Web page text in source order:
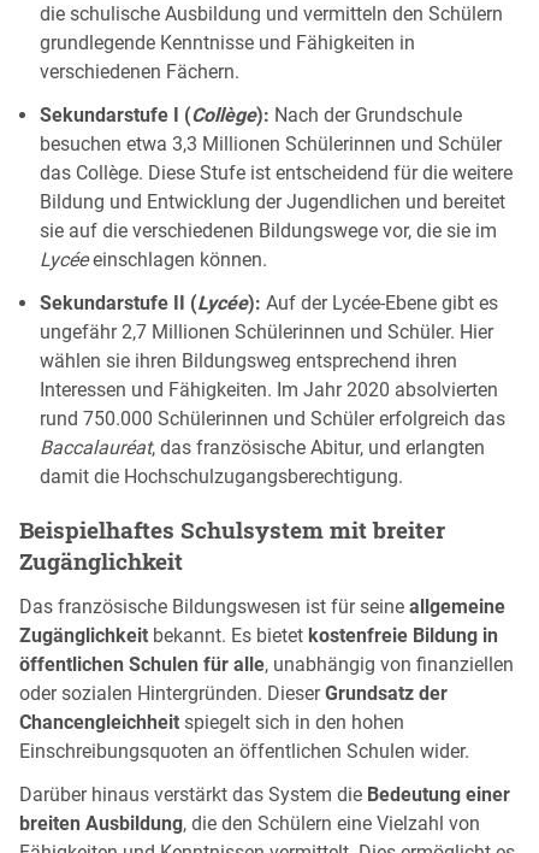
die schulische Ausbildung und vermitteln den Schülern
grundlegende Kenntnisse und Fähigkeiten in
verschiedenen Fächern.
Sekundarstufe I (Collège): Nach der Grundschule
besuchen etwa 3,3 Millionen Schülerinnen und Schüler
das Collège. Diese Stufe ist entscheidend für die weitere
Bildung und Entwicklung der Jugendlichen und bereitet
sie auf die verschiedenen Bildungswege vor, die sie im
Lycéeeinschlagen können.
Sekundarstufe II (Lycée): Auf der Lycée-Ebene gibt es
ungefähr 2,7 Millionen Schülerinnen und Schüler. Hier
wählen sie ihren Bildungsweg entsprechend ihren
Interessen und Fähigkeiten. Im Jahr 2020 absolvierten
rund 750.000 Schülerinnen und Schüler erfolgreich das
Baccalauréat, das französische Abitur, und erlangten
damit die Hochschulzugangsberechtigung.
Beispielhaftes Schulsystem mit breiter
Zugänglichkeit
Das französische Bildungswesen ist für seine allgemeine
Zugänglichkeit bekannt. Es bietet kostenfreie Bildung in
öffentlichen Schulen für alle, unabhängig von finanziellen
oder sozialen Hintergründen. DieserGrundsatz der
Chancengleichheit spiegelt sich in den hohen
Einschreibungsquoten an öffentlichen Schulen wider.
Darüber hinaus verstärkt das System die Bedeutung einer
breiten Ausbildung, die den Schülern eine Vielzahl von